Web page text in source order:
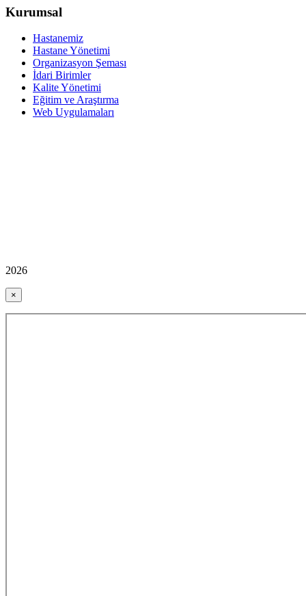
Kurumsal
Hastanemiz
Hastane Yönetimi
Organizasyon Şeması
İdari Birimler
Kalite Yönetimi
Eğitim ve Araştırma
Web Uygulamaları
2026
×